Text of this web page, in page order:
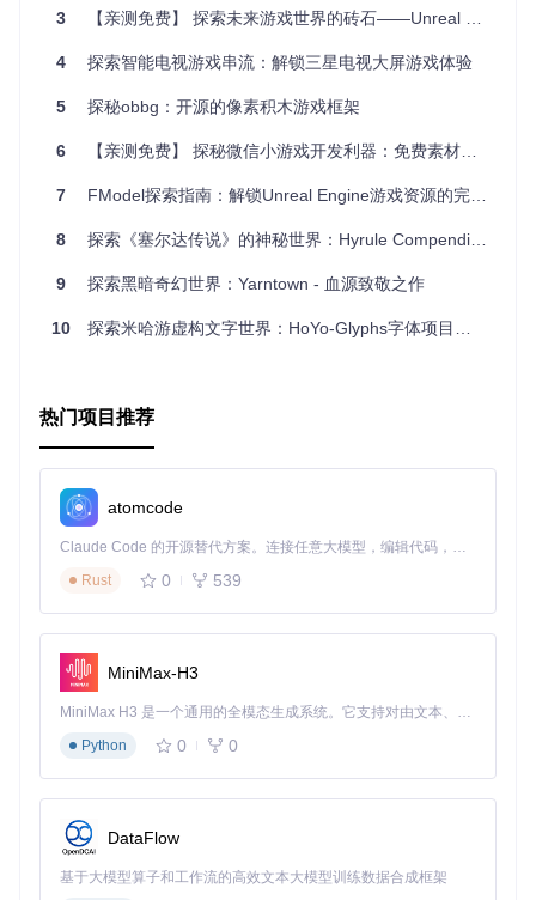
深度研究提供了丰富素材。
互动性：各种可视化工具让用户可以自由探索，增强了用
户体验。
实时性：Script Search能即时检索台词，使数据分析变得
开放源代码：项目完全开源，为开发者提供了学习和二次
的工具。如果你对《权力的游戏》或数据可视化有热情，那么
3 【亲测免费】 探索未来游戏世界的砖石——Unreal Engine 5 立方体教程开源项目
4 探索智能电视游戏串流：解锁三星电视大屏游戏体验
5 探秘obbg：开源的像素积木游戏框架
6 【亲测免费】 探秘微信小游戏开发利器：免费素材大宝库
7 FModel探索指南：解锁Unreal Engine游戏资源的完整攻略
8 探索《塞尔达传说》的神秘世界：Hyrule Compendium API
9 探索黑暗奇幻世界：Yarntown - 血源致敬之作
10 探索米哈游虚构文字世界：HoYo-Glyphs字体项目全解析
热门项目推荐
atomcode
Claude Code 的开源替代方案。连接任意大模型，编辑代码，运行命令，自动验证 — 全自动执行。用 Rust 构建，极致性能。 ｜ An open-source alternative to Claude Code. Connect any LLM, edit code, run commands, and verify changes — autonomously. Built in Rust for speed. Get Started
Rust
0 539
MiniMax-H3
MiniMax H3 是一个通用的全模态生成系统。它支持对由文本、图像、视频和音频组成的多模态上下文进行统一理解，并能生成分辨率高达 2K、时长可达 15 秒的带原生立体声音频的视频。得益于面向任务泛化的系统设计，H3 在预训练阶段就已具备广泛的多模态上下文理解与生成能力，能够出色地执行复杂的多模态指令。
Python
0 0
DataFlow
基于大模型算子和工作流的高效文本大模型训练数据合成框架